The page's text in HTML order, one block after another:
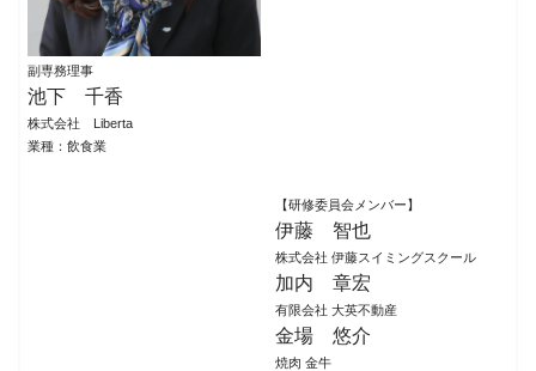
副専務理事
池下 千香
株式会社 Liberta
業種：飲食業
【研修委員会メンバー】
伊藤 智也
株式会社 伊藤スイミングスクール
加内 章宏
有限会社 大英不動産
金場 悠介
焼肉 金牛